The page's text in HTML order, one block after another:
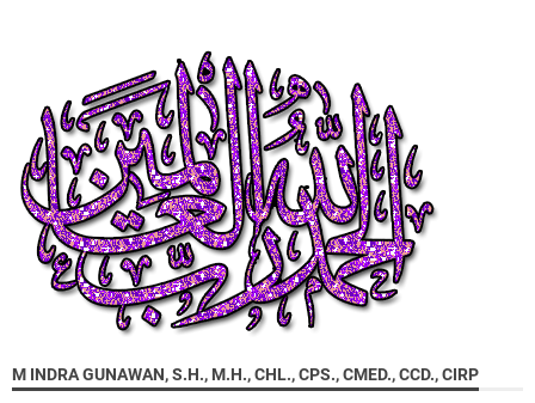
M INDRA GUNAWAN, S.H., M.H., CHL., CPS., CMED., CCD., CIRP